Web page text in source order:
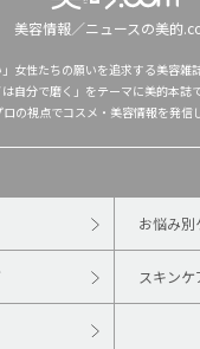
美容情報／ニュースの美的
」女性たちの願いを追求する美容雑
は自分で磨く」をテーマに美的本
ロの視点でコスメ・美容情報を発信
お悩み別
スキンケ